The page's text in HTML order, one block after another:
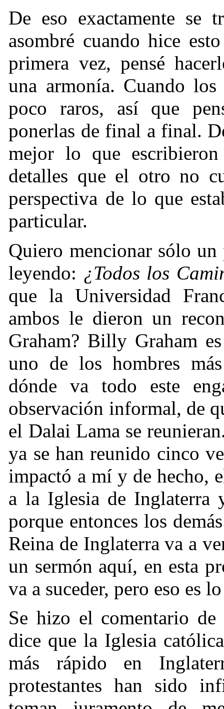
De eso exactamente se
asombré cuando hice
primera vez, pensé
una armonía. Cuando
poco raros, así que
ponerlas de final a final.
mejor lo que
detalles que el otro no
perspectiva de lo que
particular.
Quiero mencionar sólo un
leyendo: ¿Todos los
que la Universidad
ambos le dieron un
Graham? Billy Graham
uno de los hombres
dónde va todo este
observación informal, de
el Dalai Lama se
ya se han reunido cinco
impactó a mí y de hecho,
a la Iglesia de Inglaterra
porque entonces los
Reina de Inglaterra va a
un sermón aquí, en esta
va a suceder, pero eso es
Se hizo el comentario
dice que la Iglesia
más rápido en
protestantes han sido